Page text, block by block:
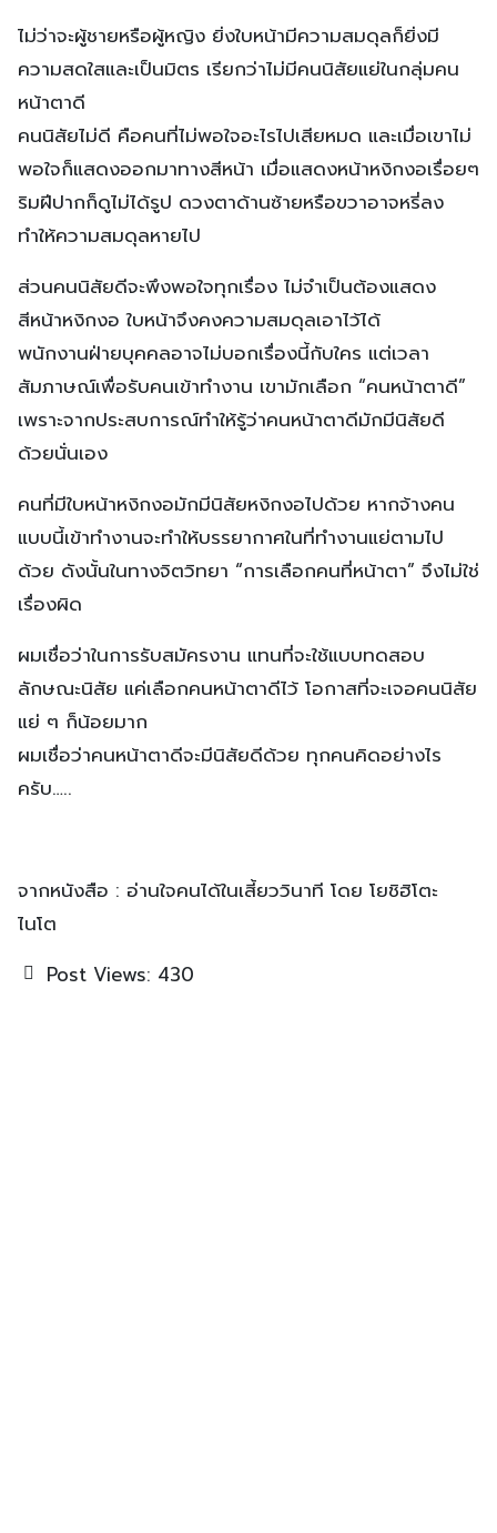
ไม่ว่าจะผู้ชายหรือผู้หญิง ยิ่งใบหน้ามีความสมดุลก็ยิ่งมี
ความสดใสและเป็นมิตร เรียกว่าไม่มีคนนิสัยแย่ในกลุ่มคน
หน้าตาดี
คนนิสัยไม่ดี คือคนที่ไม่พอใจอะไรไปเสียหมด และเมื่อเขาไม่
พอใจก็แสดงออกมาทางสีหน้า เมื่อแสดงหน้าหงิกงอเรื่อยๆ
ริมฝีปากก็ดูไม่ได้รูป ดวงตาด้านซ้ายหรือขวาอาจหรี่ลง
ทำให้ความสมดุลหายไป
ส่วนคนนิสัยดีจะพึงพอใจทุกเรื่อง ไม่จำเป็นต้องแสดง
สีหน้าหงิกงอ ใบหน้าจึงคงความสมดุลเอาไว้ได้
พนักงานฝ่ายบุคคลอาจไม่บอกเรื่องนี้กับใคร แต่เวลา
สัมภาษณ์เพื่อรับคนเข้าทำงาน เขามักเลือก “คนหน้าตาดี”
เพราะจากประสบการณ์ทำให้รู้ว่าคนหน้าตาดีมักมีนิสัยดี
ด้วยนั่นเอง
คนที่มีใบหน้าหงิกงอมักมีนิสัยหงิกงอไปด้วย หากจ้างคน
แบบนี้เข้าทำงานจะทำให้บรรยากาศในที่ทำงานแย่ตามไป
ด้วย ดังนั้นในทางจิตวิทยา “การเลือกคนที่หน้าตา” จึงไม่ใช่
เรื่องผิด
ผมเชื่อว่าในการรับสมัครงาน แทนที่จะใช้แบบทดสอบ
ลักษณะนิสัย แค่เลือกคนหน้าตาดีไว้ โอกาสที่จะเจอคนนิสัย
แย่ ๆ ก็น้อยมาก
ผมเชื่อว่าคนหน้าตาดีจะมีนิสัยดีด้วย ทุกคนคิดอย่างไร
ครับ…..
จากหนังสือ : อ่านใจคนได้ในเสี้ยววินาที โดย โยชิฮิโตะ
ไนโต
Post Views: 430